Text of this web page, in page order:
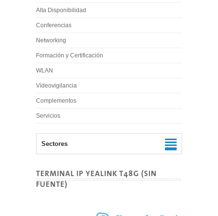
Alta Disponibilidad
Conferencias
Networking
Formación y Certificación
WLAN
Vídeovigilancia
Complementos
Servicios
Sectores
TERMINAL IP YEALINK T48G (SIN
FUENTE)